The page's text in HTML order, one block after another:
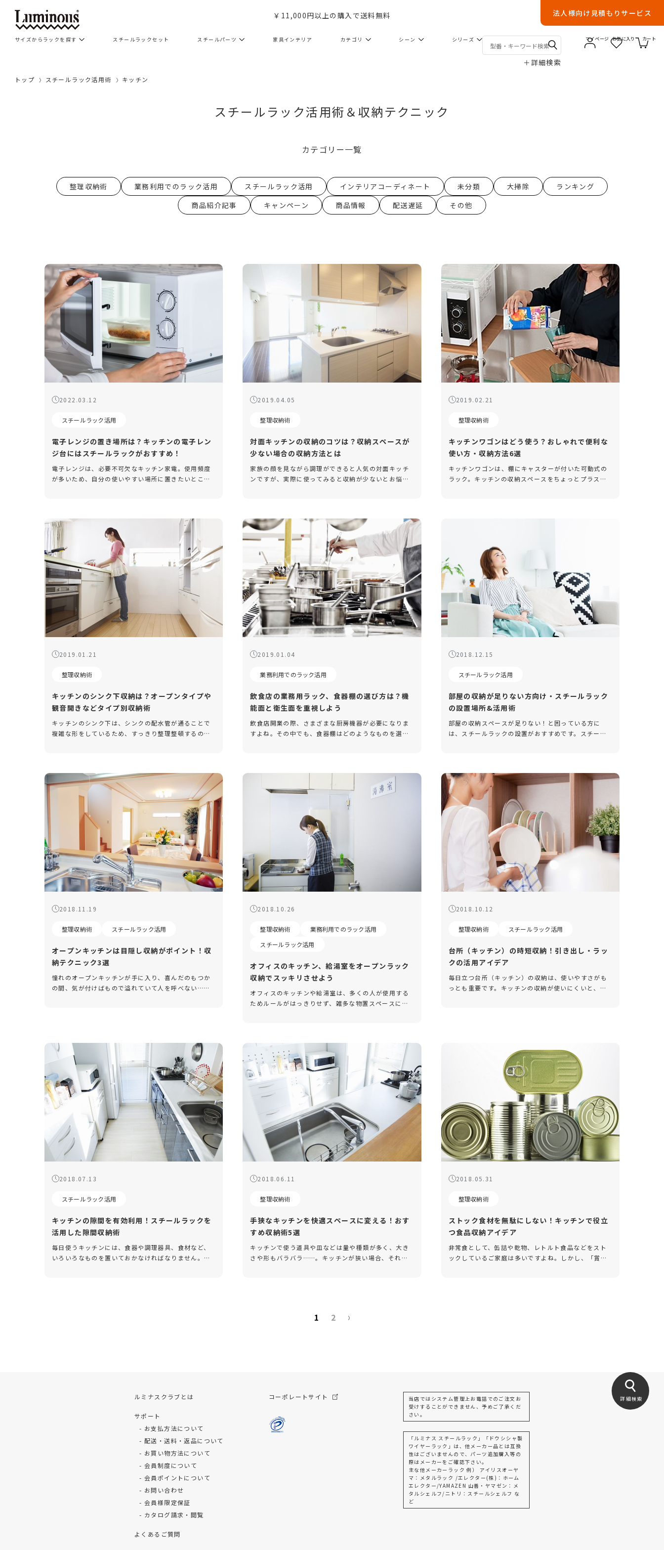
￥11,000円以上の購入で送料無料 法人様向け見積もりサービス
サイズからラックを探す スチールラックセット スチールパーツ 家具インテリア カテゴリ シーン シリーズ
＋ 詳細検索
マイページ お気に入り カート
トップ スチールラック活用術 キッチン
スチールラック活用術＆収納テクニック
カテゴリー一覧
整理収納術 業務利用でのラック活用 スチールラック活用 インテリアコーディネート 未分類 大掃除
ランキング
商品紹介記事
キャンペーン 商品情報 配送遅延 その他
2022.03.12
スチールラック活用
電子レンジの置き場所は？キッチンの電子レン
ジ台にはスチールラックがおすすめ！
電子レンジは、必要不可欠なキッチン家電。使用頻度
が多いため、自分の使いやすい場所に置きたいところ
2019.04.05
整理収納術
対面キッチンの収納のコツは？収納スペースが
少ない場合の収納方法とは
家族の顔を見ながら調理ができると人気の対面キッチ
ンですが、実際に使ってみると収納が少ないとお悩み
2019.02.21
整理収納術
キッチンワゴンはどう使う？おしゃれで便利な
使い方・収納方法6選
キッチンワゴンは、棚にキャスターが付いた可動式の
ラック。キッチンの収納スペースをちょっとプラスし
2019.01.21
整理収納術
キッチンのシンク下収納は？オープンタイプや
観音開きなどタイプ別収納術
キッチンのシンク下は、シンクの配水管が通ることで
複雑な形をしているため、すっきり整理整頓するのが
2019.01.04
業務利用でのラック活用
飲食店の業務用ラック、食器棚の選び方は？機
能面と衛生面を重視しよう
飲食店開業の際、さまざまな厨房機器が必要になりま
すよね。その中でも、食器棚はどのようなものを選べ
2018.12.15
スチールラック活用
部屋の収納が足りない方向け・スチールラック
の設置場所&活用術
部屋の収納スペースが足りない！と困っている方に
は、スチールラックの設置がおすすめです。スチール
2018.11.19
整理収納術 スチールラック活用
オープンキッチンは目隠し収納がポイント！収
納テクニック3選
憧れのオープンキッチンが手に入り、喜んだのもつか
の間、気が付けばもので溢れていて人を呼べない……
2018.10.26
整理収納術
業務利用でのラック活用
スチールラック活用
オフィスのキッチン、給湯室をオープンラック
収納でスッキリさせよう
オフィスのキッチンや給湯室は、多くの人が使用する
ためルールがはっきりせず、雑多な物置スペースにな
2018.10.12
整理収納術 スチールラック活用
台所（キッチン）の時短収納！引き出し・ラッ
クの活用アイデア
毎日立つ台所（キッチン）の収納は、使いやすさがも
っとも重要です。キッチンの収納が使いにくいと、調
2018.07.13
スチールラック活用
キッチンの隙間を有効利用！スチールラックを
活用した隙間収納術
毎日使うキッチンには、食器や調理器具、食材など、
いろいろなものを置いておかなければなりません。中
2018.06.11
整理収納術
手狭なキッチンを快適スペースに変える！おす
すめ収納術5選
キッチンで使う道具や皿などは量や種類が多く、大き
さや形もバラバラ……。キッチンが狭い場合、それら
2018.05.31
整理収納術
ストック食材を無駄にしない！キッチンで役立
つ食品収納アイデア
非常食として、缶詰や乾物、レトルト食品などをスト
ックしているご家庭は多いですよね。しかし、「賞味
1 2
詳細検索
ルミナスクラブとは
サポート
お支払方法について
配送・送料・返品について
お買い物方法について
会員制度について
会員ポイントについて
お問い合わせ
会員様限定保証
カタログ請求・閲覧
よくあるご質問
コーポレートサイト
当店ではシステム管理上お電話でのご注文お
受けすることができません、予めご了承くだ
さい。
「ルミナス スチールラック」「ドウシシャ製
ワイヤーラック」は、他メーカー品とは互換
性はございませんので、パーツ追加購入等の
際はメーカーをご確認下さい。
主な他メーカーラック 例） アイリスオーヤ
マ：メタルラック /エレクター(株)：ホーム
エレクター/YAMAZEN 山善・ヤマゼン：メ
タルシェルフ/ニトリ：スチールシェルフ な
ど